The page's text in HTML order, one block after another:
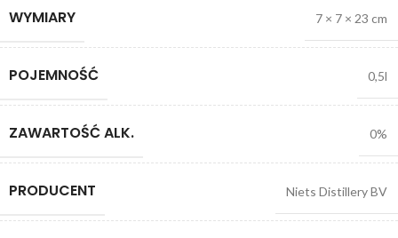
WYMIARY 7 × 7 × 23 cm
POJEMNOŚĆ 0,5l
ZAWARTOŚĆ ALK. 0%
PRODUCENT Niets Distillery BV